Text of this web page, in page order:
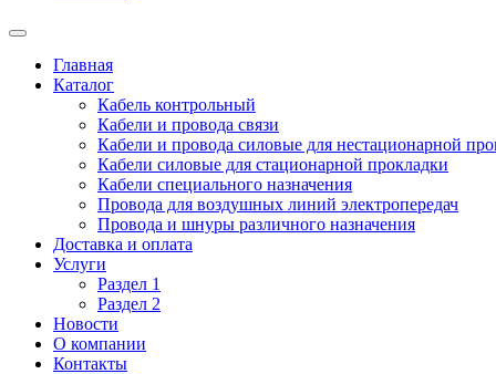
Главная
Каталог
Кабель контрольный
Кабели и провода связи
Кабели и провода силовые для нестационарной
Кабели силовые для стационарной прокладки
Кабели специального назначения
Провода для воздушных линий электропередач
Провода и шнуры различного назначения
Доставка и оплата
Услуги
Раздел 1
Раздел 2
Новости
О компании
Контакты